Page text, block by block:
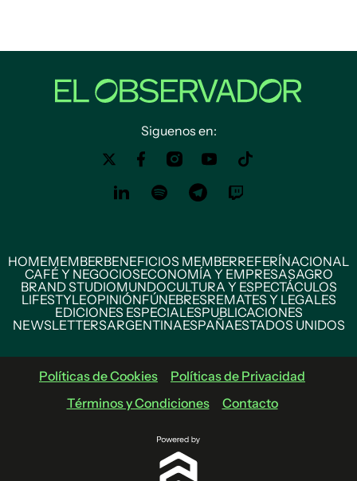
Siguenos en:
HOMEMEMBERBENEFICIOS MEMBERREFERÍNACIONAL
CAFÉ Y NEGOCIOSECONOMÍA Y EMPRESASAGRO
BRAND STUDIOMUNDOCULTURA Y ESPECTÁCULOS
LIFESTYLEOPINIÓNFÚNEBRESREMATES Y LEGALES
EDICIONES ESPECIALESPUBLICACIONES
NEWSLETTERSARGENTINAESPAÑAESTADOS UNIDOS
Políticas de Cookies
Políticas de Privacidad
Términos y Condiciones
Contacto